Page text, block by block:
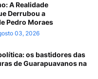
A Realidade
Derrubou a
Pedro Moraes
03, 2026
os bastidores das
de Guarapuavanos na